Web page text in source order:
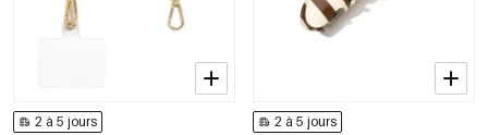
2 à 5 jours 2 à 5 jours